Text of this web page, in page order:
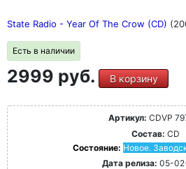
State Radio - Year Of The Crow (CD)
Есть в наличии
2999 руб. В корзину
Артикул: CDVP
Состав: CD
Состояние: Новое.
Дата релиза: 05-